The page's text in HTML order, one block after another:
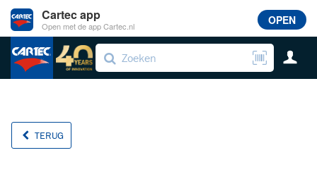
TERUG
Cartec app
Open met de app Cartec.nl OPEN